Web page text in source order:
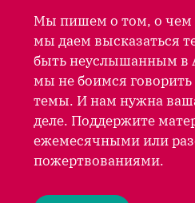
Мы пишем о том, о чем
мы даем высказаться
быть неуслышанным в
мы не боимся
темы. И нам нужна
деле. Поддержите
ежемесячными или
пожертвованиями.